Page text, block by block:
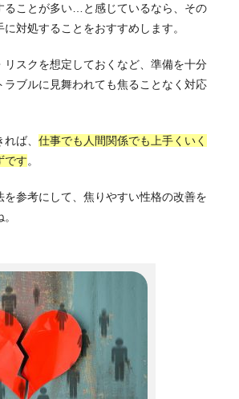
ることが多い…と感じているなら、その
対処することをおすすめします。
リスクを想定しておくなど、準備を十分
ラブルに見舞われても焦ることなく対応
ば、 仕事でも人間関係でも上手くいく
です。
を参考にして、焦りやすい性格の改善を